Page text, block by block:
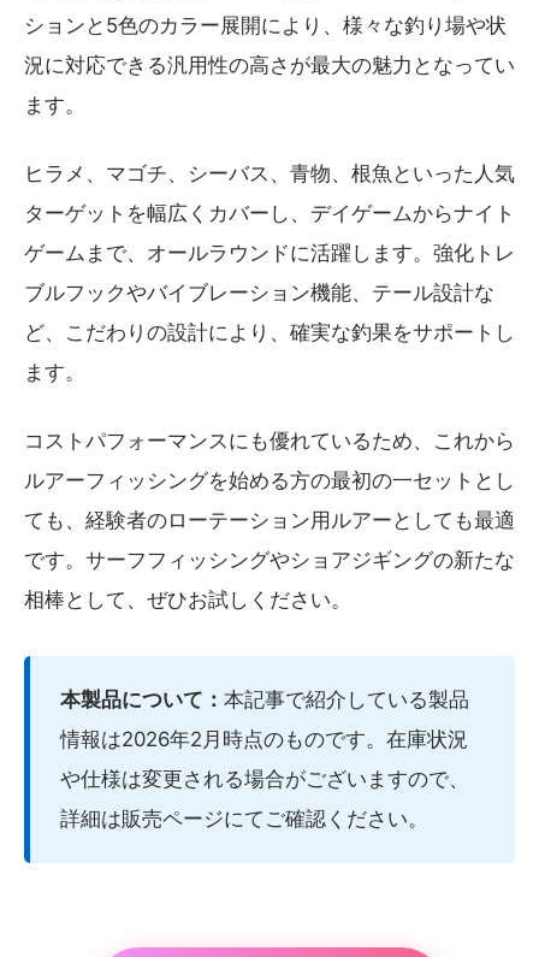
ションと5色のカラー展開により、様々な釣り場や状
況に対応できる汎用性の高さが最大の魅力となってい
ます。
ヒラメ、マゴチ、シーバス、青物、根魚といった人気
ターゲットを幅広くカバーし、デイゲームからナイト
ゲームまで、オールラウンドに活躍します。強化トレ
ブルフックやバイブレーション機能、テール設計な
ど、こだわりの設計により、確実な釣果をサポートし
ます。
コストパフォーマンスにも優れているため、これから
ルアーフィッシングを始める方の最初の一セットとし
ても、経験者のローテーション用ルアーとしても最適
です。サーフフィッシングやショアジギングの新たな
相棒として、ぜひお試しください。
本製品について： 本記事で紹介している製品
情報は2026年2月時点のものです。在庫状況
や仕様は変更される場合がございますので、
詳細は販売ページにてご確認ください。